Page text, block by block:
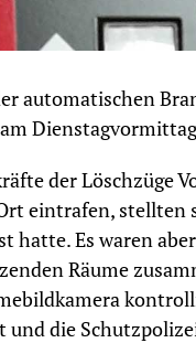
automatischen
der Löschzüge
eintrafen, stellten
hatte. Es waren
Räume
und die